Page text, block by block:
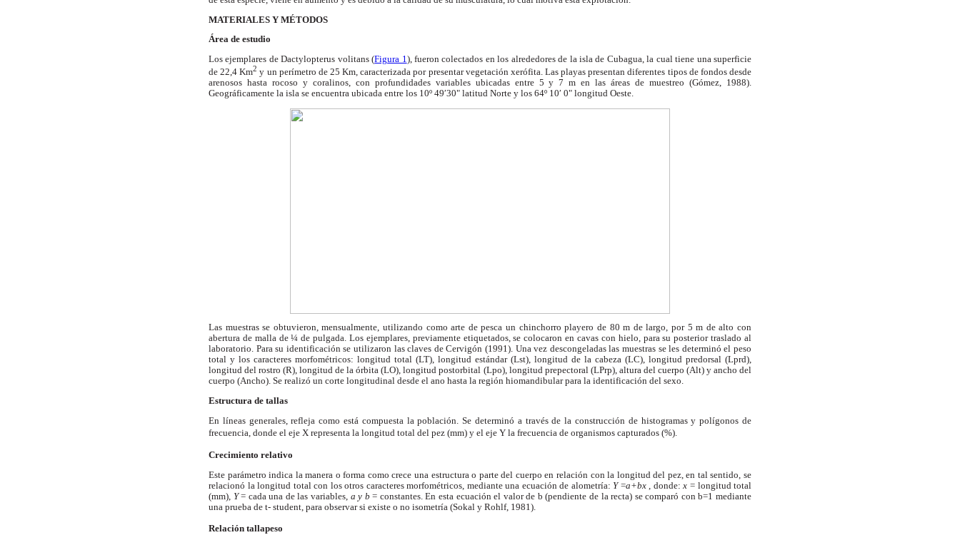
MATERIALES Y MÉTODOS
Área de estudio
Los ejemplares de Dactylopterus volitans (Figura 1), fueron colectados en los alrededores de la isla de Cubagua, la cual tiene una superficie
de 22,4 Km2 y un perímetro de 25 Km, caracterizada por presentar vegetación xerófita. Las playas presentan diferentes tipos de fondos desde
arenosos hasta rocoso y coralinos, con profundidades variables ubicadas entre 5 y 7 m en las áreas de muestreo (Gómez, 1988).
Geográficamente la isla se encuentra ubicada entre los 10º 49′30" latitud Norte y los 64º 10′ 0" longitud Oeste.
Las muestras se obtuvieron, mensualmente, utilizando como arte de pesca un chinchorro playero de 80 m de largo, por 5 m de alto con
abertura de malla de ¼ de pulgada. Los ejemplares, previamente etiquetados, se colocaron en cavas con hielo, para su posterior traslado al
laboratorio. Para su identificación se utilizaron las claves de Cervigón (1991). Una vez descongeladas las muestras se les determinó el peso
total y los caracteres morfométricos: longitud total (LT), longitud estándar (Lst), longitud de la cabeza (LC), longitud predorsal (Lprd),
longitud del rostro (R), longitud de la órbita (LO), longitud postorbital (Lpo), longitud prepectoral (LPrp), altura del cuerpo (Alt) y ancho del
cuerpo (Ancho). Se realizó un corte longitudinal desde el ano hasta la región hiomandibular para la identificación del sexo.
Estructura de tallas
En líneas generales, refleja como está compuesta la población. Se determinó a través de la construcción de histogramas y polígonos de
frecuencia, donde el eje X representa la longitud total del pez (mm) y el eje Y la frecuencia de organismos capturados (%).
Crecimiento relativo
Este parámetro indica la manera o forma como crece una estructura o parte del cuerpo en relación con la longitud del pez, en tal sentido, se
relacionó la longitud total con los otros caracteres morfométricos, mediante una ecuación de alometría: Y=a+bx, donde:x = longitud total
(mm), Y= cada una de las variables, a y b = constantes. En esta ecuación el valor de b (pendiente de la recta) se comparó con b=1 mediante
una prueba de t- student, para observar si existe o no isometría (Sokal y Rohlf, 1981).
Relación tallapeso